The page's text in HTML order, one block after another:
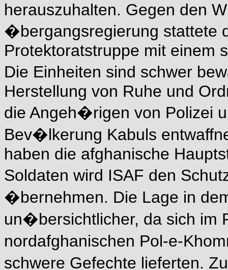
herauszuhalten. Gegen den
�bergangsregierung stattete
Protektoratstruppe mit einem
Die Einheiten sind schwer
Herstellung von Ruhe und
die Angeh�rigen von Polizei
Bev�lkerung Kabuls
haben die afghanische
Soldaten wird ISAF den
�bernehmen. Die Lage in
un�bersichtlicher, da sich im
nordafghanischen Pol-e-
schwere Gefechte lieferten.